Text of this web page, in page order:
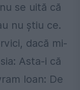
se uită că
nu știu ce.
dacă mi-
Asta-i că
Ioan: De